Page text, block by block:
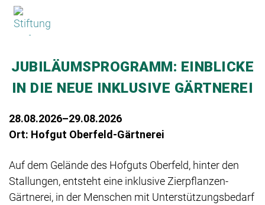
JUBILÄUMSPROGRAMM: EINBLICKE
IN DIE NEUE INKLUSIVE GÄRTNEREI
28.08.2026–29.08.2026
Ort: Hofgut Oberfeld-Gärtnerei
Auf dem Gelände des Hofguts Oberfeld, hinter den
Stallungen, entsteht eine inklusive Zierpflanzen-
Gärtnerei, in der Menschen mit Unterstützungsbedarf